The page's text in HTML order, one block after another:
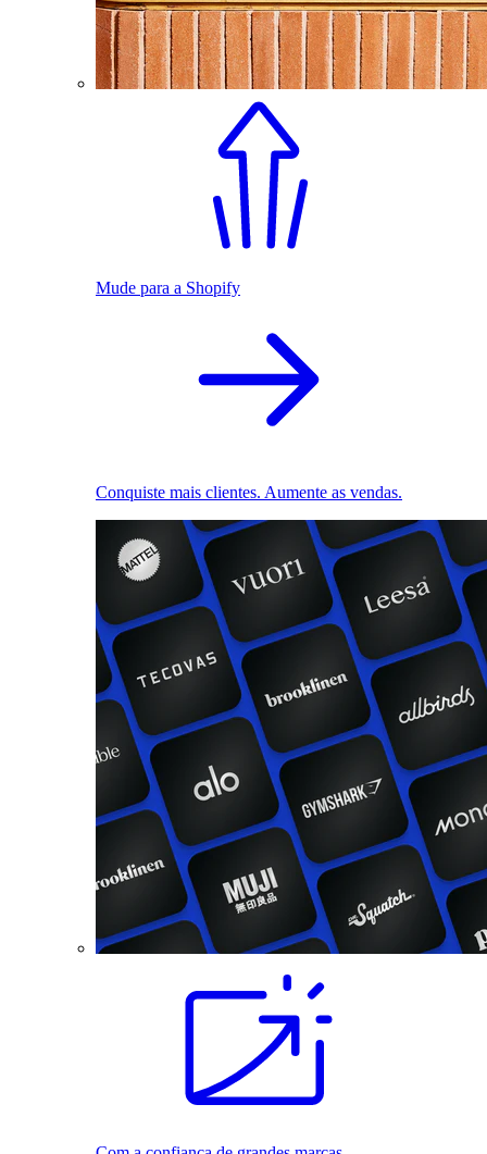
Mude para a Shopify
Conquiste mais clientes. Aumente as vendas.